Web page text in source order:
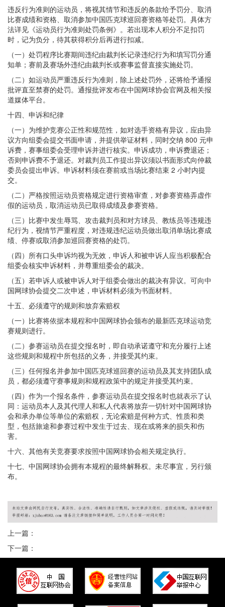
违反行为准则的运动员，将视其情节和违反的条款给予罚分、取消
比赛成绩和资格、取消参加中国匹克球巡回赛资格等处罚。具体方
法详见《运动员行为准则处罚条例》。若出现本人积分不足扣罚
时，记为负分，待其获得积分后再进行扣减。
（一）处罚程序比赛期间违纪由裁判长记录违纪行为和填写罚分通
知单；赛前及赛场外违纪由裁判长或赛事监督直接实施处罚。
（二）如运动员严重违反行为准则，除上述处罚外，还将给予通报
批评直至禁赛的处罚。通报批评发布在中国网球协会官网及相关报
道媒体平台。
十四、申诉和纪律
（一）为维护竞赛公正性和规范性，如对选手资格有异议，应由异
议方向组委会提交书面申请，并提供举证材料，同时交纳 800 元申
诉费，赛事组委会受理申诉并进行核实。申诉成功，申诉费退还；
否则申诉费不予退还。对裁判员工作提出异议须以书面形式向仲裁
委员会提出申诉。申诉材料须在赛前或当场比赛结束 2 小时内提
交。
（二）严格按照运动员资格规定进行资格审查，对参赛资格弄虚作
假的运动员，取消运动员已取得成绩及参赛资格。
（三）比赛中发生辱骂、攻击裁判员和对方球员、教练员等违规违
纪行为，视情节严重程度，对违规违纪运动员做出取消单场比赛成
绩、停赛或取消参加巡回赛资格的处罚。
（四）所有口头申诉均视为无效，申诉人和被申诉人应当积极配合
组委会核实申诉材料，并尊重组委会的裁决。
（五）若申诉人或被申诉人对于组委会做出的裁决有异议。可向中
国网球协会提交二次申述，申诉材料必须为书面材料。
十五、必须遵守的规则和放弃索赔权
（一）比赛将依据本规程和中国网球协会颁布的最新匹克球运动竞
赛规则进行。
（二）参赛运动员在提交报名时，即自动承诺遵守和充分履行上述
这些规则和规程中所包括的义务，并接受其约束。
（三）任何报名并参加中国匹克球巡回赛的运动员及其支持团队成
员，都必须遵守赛事规则和规程政策中的规定并接受其约束。
（四）作为一个报名条件，参赛运动员在提交报名时也就表示了认
同：运动员本人及其代理人和私人代表将放弃一切针对中国网球协
会和承办单位等单位的索赔权，无论索赔是何种方式、性质和类
型，包括旅途和参赛过程中发生于过去、现在或将来的损失和伤
害。
十六、其他有关竞赛要求按照中国网球协会相关规定执行。
十七、中国网球协会拥有本规程的最终解释权。未尽事宜，另行颁
布。
上一篇：
下一篇：